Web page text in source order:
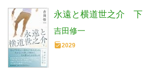
永遠と横道世之介 下
吉田修一
2029